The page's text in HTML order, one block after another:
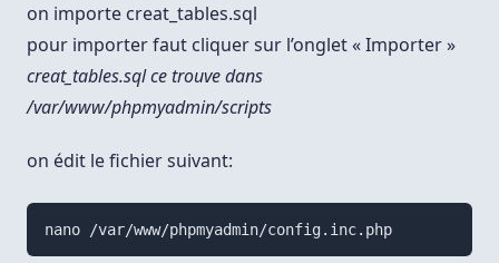
on importe creat_tables.sql
pour importer faut cliquer sur l’onglet « Importer »
creat_tables.sql ce trouve dans
/var/www/phpmyadmin/scripts
on édit le fichier suivant:
nano /var/www/phpmyadmin/config.inc.php